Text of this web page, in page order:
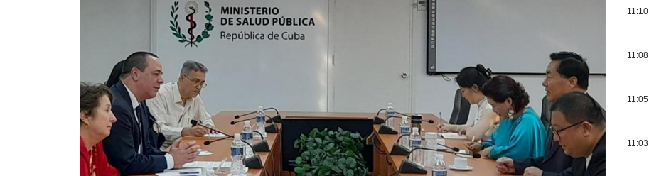
11:10
11:08
11:05
11:03